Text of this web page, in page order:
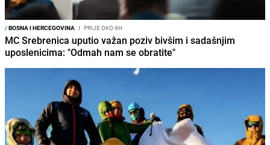
/BOSNA I HERCEGOVINA I PRIJE OKO 9H
MC Srebrenica uputio važan poziv bivšim i sadašnjim
uposlenicima: "Odmah nam se obratite"